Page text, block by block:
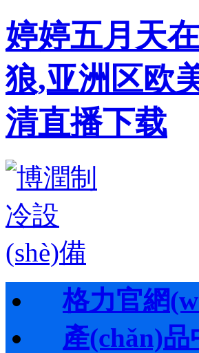
婷婷五月天
狼,亚洲区欧
清直播下载
格力官網
產(chǎn)品